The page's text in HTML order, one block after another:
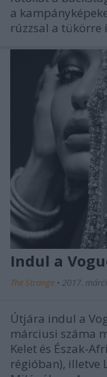
a
rúzzsal a tükörre
Indul a
The Strange • 2017.
Útjára indul a
márciusi száma
Kelet és Észak-
régióban), illetve